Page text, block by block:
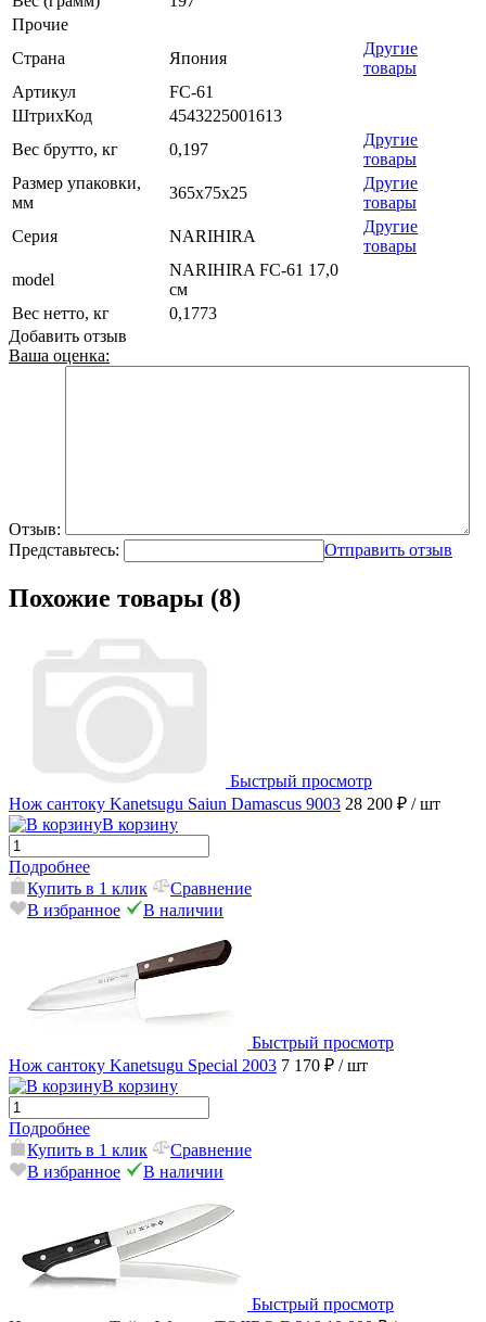
Прочие
Страна
Япония
Другие
товары
Артикул
FC-61
ШтрихКод
4543225001613
Вес брутто, кг
0,197
Другие
товары
Размер упаковки,
мм
365x75x25
Другие
товары
Серия
NARIHIRA
Другие
товары
model
NARIHIRA FC-61 17,0
см
Вес нетто, кг
0,1773
Добавить отзыв
Ваша оценка:
Отзыв:
Представьтесь:
Отправить отзыв
Похожие товары (8)
Быстрый просмотр
Нож сантоку Kanetsugu Saiun Damascus 9003 28 200 ₽ / шт
В корзину
Подробнее
Купить в 1 клик
Сравнение
В избранное
В наличии
Быстрый просмотр
Нож сантоку Kanetsugu Special 2003 7 170 ₽ / шт
В корзину
Подробнее
Купить в 1 клик
Сравнение
В избранное
В наличии
Быстрый просмотр